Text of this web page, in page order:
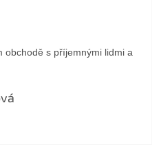
5-ből 5 csillag.
obchodě s příjemnými lidmi a
5-ből 5 csillag.